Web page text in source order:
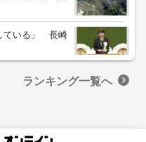
ている」 長崎
ランキング一覧へ